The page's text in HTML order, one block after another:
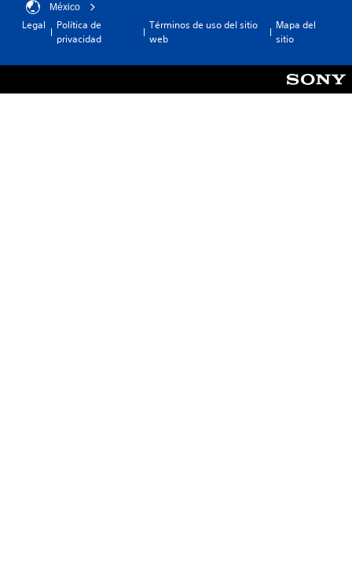
México
Legal
Política de
privacidad
Términos de uso del sitio
web
Mapa del
sitio